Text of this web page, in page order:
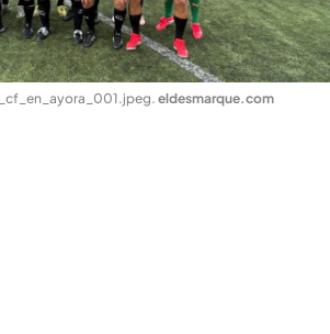
. eldesmarque.com